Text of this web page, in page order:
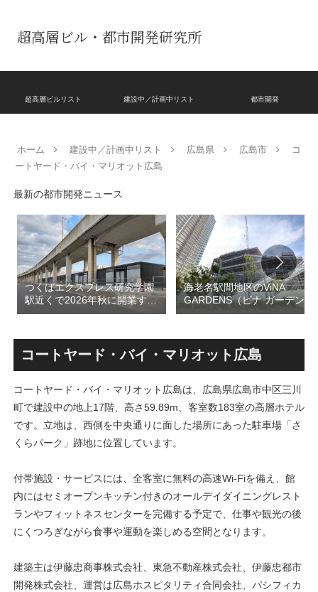
超高層ビル・都市開発研究所
超高層ビルリスト 建設中／計画中リスト 都市開発
ホーム 建設中／計画中リスト 広島県 広島市
コ
ートヤード・バイ・マリオット広島
最新の都市開発ニュース
つくばエクスプレス研究学園
駅近くで2026年秋に開業する
高架下商業施設「寿横
跡地の開発計画や商業ビル建
設進行などにより駅前商業地
が形成へ！！
海老名駅間地区のViNA
GARDENS（ビナ ガーデン
ズ）で建設中の「（仮称）フ
テル温浴棟」2026年夏時点建
設状況！！天然温泉のほか子
育て・ペット関連の複合施設
コートヤード・バイ・マリオット広島
コートヤード・バイ・マリオット広島は、広島県広島市中区三川
町で建設中の地上17階、高さ59.89m、客室数183室の高層ホテル
です。立地は、西側を中央通りに面した場所にあった駐車場「さ
くらパーク」跡地に位置しています。
付帯施設・サービスには、全客室に無料の高速Wi-Fiを備え、館
内にはセミオープンキッチン付きのオールデイダイニングレスト
ランやフィットネスセンターを完備する予定で、仕事や観光の後
にくつろぎながら食事や運動を楽しめる空間となります。
建築主は伊藤忠商事株式会社、東急不動産株式会社、伊藤忠都市
開発株式会社、運営は広島ホスピタリティ合同会社、パシフィカ